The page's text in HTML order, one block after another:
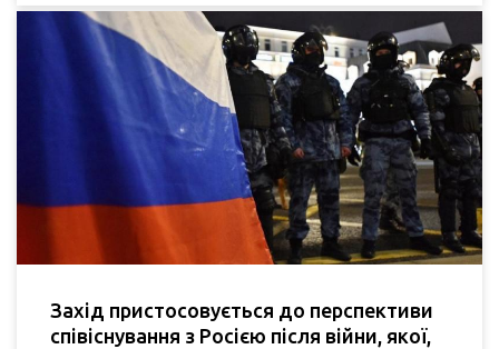
Захід пристосовується до перспективи
співіснування з Росією після війни, якої,